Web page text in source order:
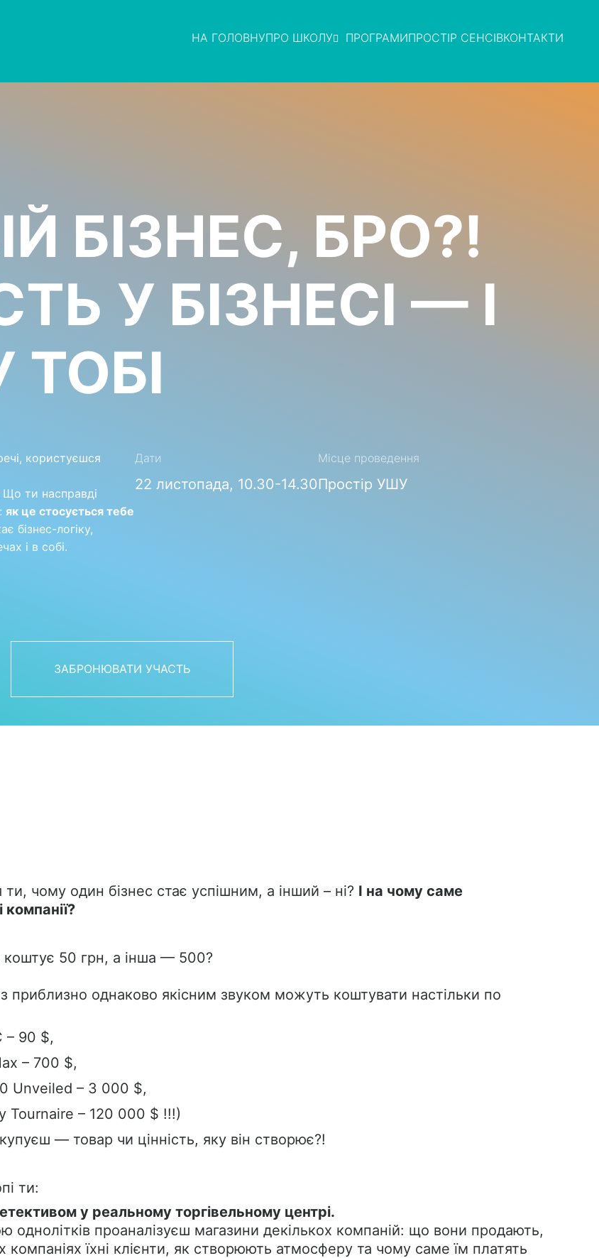
НА ГОЛОВНУПРО ШКОЛУ ПРОГРАМИПРОСТІР СЕНСІВКОНТАКТИ
БІЗНЕС, БРО?!
У БІЗНЕСІ — І
ТОБІ
користуєшся
Що ти насправді
як це стосується тебе
бізнес-логіку,
і в собі.
Дати
22 листопада, 10.30-14.30
Місце проведення
Простір УШУ
ЗАБРОНЮВАТИ УЧАСТЬ
чому один бізнес стає успішним, а інший – ні? І на чому саме
50 грн, а інша — 500?
приблизно однаково якісним звуком можуть коштувати настільки по
– 90 $,
– 700 $,
Unveiled – 3 000 $,
Tournaire – 120 000 $ !!!)
— товар чи цінність, яку він створює?!
ти:
у реальному торгівельному центрі.
однолітків проаналізуєш магазини декількох компаній: що вони продають,
їхні клієнти, як створюють атмосферу та чому саме їм платять